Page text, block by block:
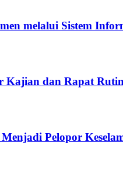
melalui Sistem
dan Rapat
Pelopor